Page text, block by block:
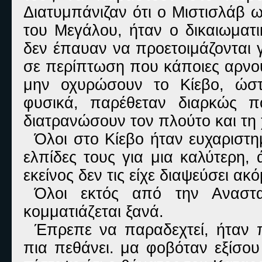
Διατυμπάνιζαν ότι ο Μιστισλάβ
του Μεγάλου, ήταν ο
δεν έπαυαν να
σε περίπτωση που κάποιες
μην οχυρώσουν το Κίεβο,
φυσικά, παρέθεταν διαρκώς
διατρανώσουν τον πλούτο και
Όλοι στο Κίεβο ήταν
ελπίδες τους για μια
εκείνος δεν τις είχε διαψεύσει
Όλοι εκτός από την
κομματιάζεται ξανά.
Έπρεπε να παραδεχτεί, ήταν
πια πεθάνει. μα φοβόταν